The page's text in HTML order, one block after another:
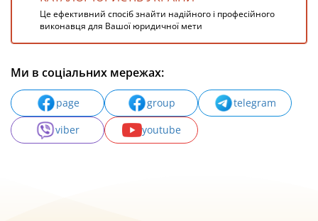
Це ефективний спосіб знайти надійного і професійного
виконавця для Вашої юридичної мети
Ми в соціальних мережах:
page group
telegram
viber
youtube